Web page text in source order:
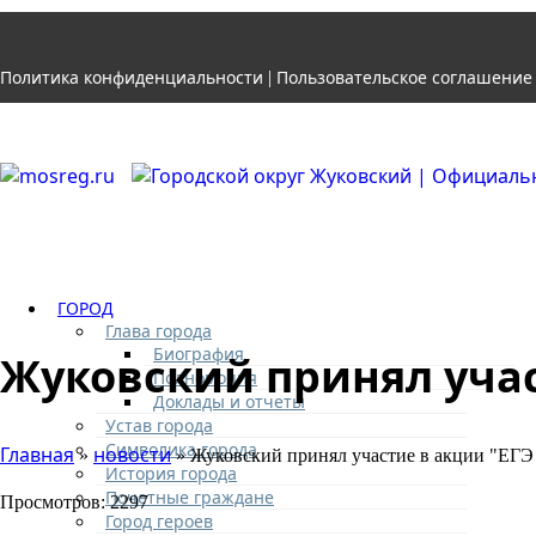
Политика конфиденциальности | Пользовательское соглашение
ГОРОД
Глава города
Биография
Полномочия
Доклады и отчеты
Устав города
Символика города
История города
Почетные граждане
Город героев
Жуковский принял
Главная» новости» Жуковский принял участие в акции "ЕГЭ
Просмотров: 2297